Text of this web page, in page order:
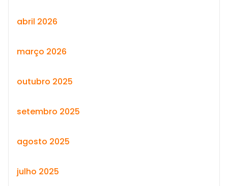
abril 2026
março 2026
outubro 2025
setembro 2025
agosto 2025
julho 2025